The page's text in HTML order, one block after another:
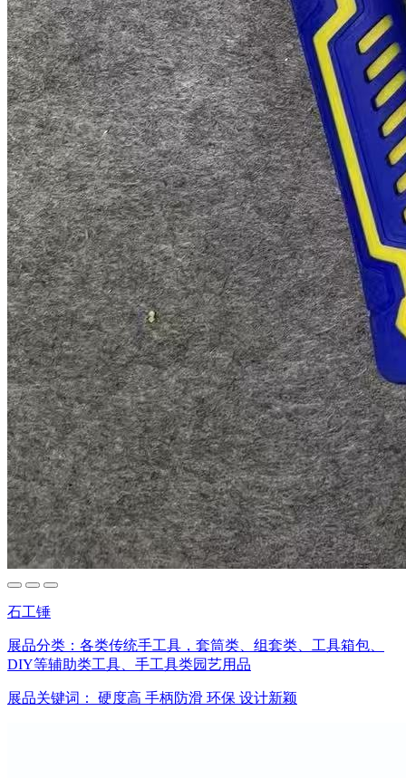
石工锤
展品分类： 各类传统手工具，套筒类、组套类、工具箱包、
DIY等辅助类工具、手工具类园艺用品
展品关键词： 硬度高 手柄防滑 环保 设计新颖